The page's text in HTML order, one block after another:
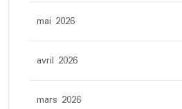
mai 2026
avril 2026
mars 2026